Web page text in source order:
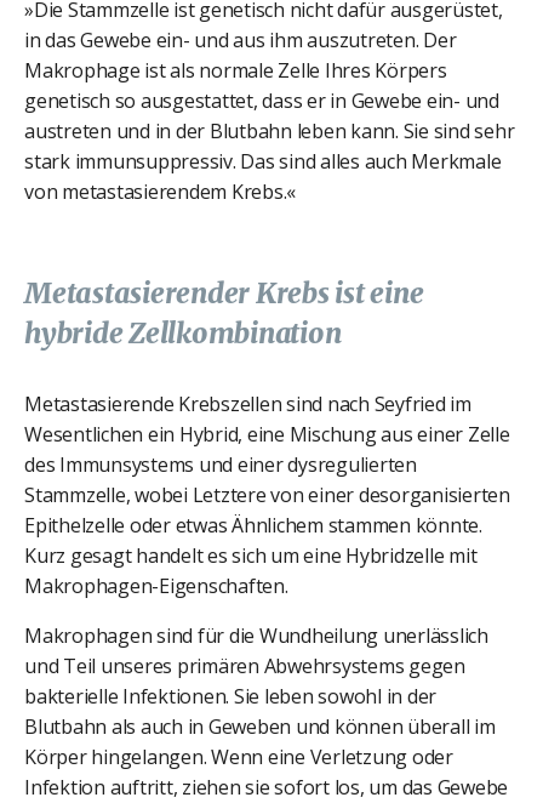
»Die Stammzelle ist genetisch nicht dafür ausgerüstet,
in das Gewebe ein- und aus ihm auszutreten. Der
Makrophage ist als normale Zelle Ihres Körpers
genetisch so ausgestattet, dass er in Gewebe ein- und
austreten und in der Blutbahn leben kann. Sie sind sehr
stark immunsuppressiv. Das sind alles auch Merkmale
von metastasierendem Krebs.«
Metastasierender Krebs ist eine
hybride Zellkombination
Metastasierende Krebszellen sind nach Seyfried im
Wesentlichen ein Hybrid, eine Mischung aus einer Zelle
des Immunsystems und einer dysregulierten
Stammzelle, wobei Letztere von einer desorganisierten
Epithelzelle oder etwas Ähnlichem stammen könnte.
Kurz gesagt handelt es sich um eine Hybridzelle mit
Makrophagen-Eigenschaften.
Makrophagen sind für die Wundheilung unerlässlich
und Teil unseres primären Abwehrsystems gegen
bakterielle Infektionen. Sie leben sowohl in der
Blutbahn als auch in Geweben und können überall im
Körper hingelangen. Wenn eine Verletzung oder
Infektion auftritt, ziehen sie sofort los, um das Gewebe